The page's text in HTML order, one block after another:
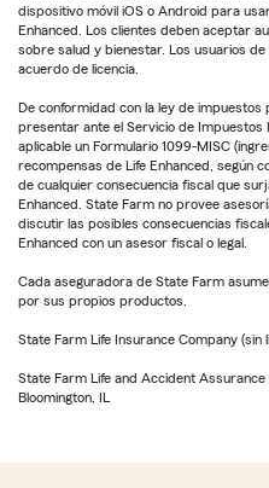
dispositivo móvil iOS o Android para
Enhanced. Los clientes deben aceptar
sobre salud y bienestar. Los usuarios
acuerdo de licencia.
De conformidad con la ley de
presentar ante el Servicio de
aplicable un Formulario 1099-MISC
recompensas de Life Enhanced, según
de cualquier consecuencia fiscal que
Enhanced. State Farm no provee
discutir las posibles consecuencias
Enhanced con un asesor fiscal o legal.
Cada aseguradora de State Farm
por sus propios productos.
State Farm Life Insurance Company (sin
State Farm Life and Accident Assurance
Bloomington, IL